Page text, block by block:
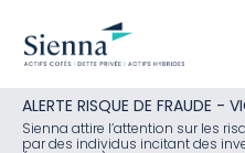
contenu
ALERTE RISQUE DE FRAUDE -
Sienna attire l’attention sur les
par des individus incitant des